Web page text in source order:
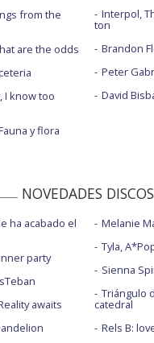
from the
are the odds
I know too
y flora
Interpol,
ton
Brandon
Peter
David
NOVEDADES DISCOS
ha acabado el
party
awaits
Melanie
Tyla,
Sienna
Triángulo
catedral
Rels B: